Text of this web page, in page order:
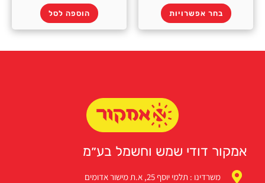
בחר אפשרויות הוספה לסל
אמקור דודי שמש וחשמל בע״מ
משרדינו : תלמי יוסף 25, א.ת מישור אדומים